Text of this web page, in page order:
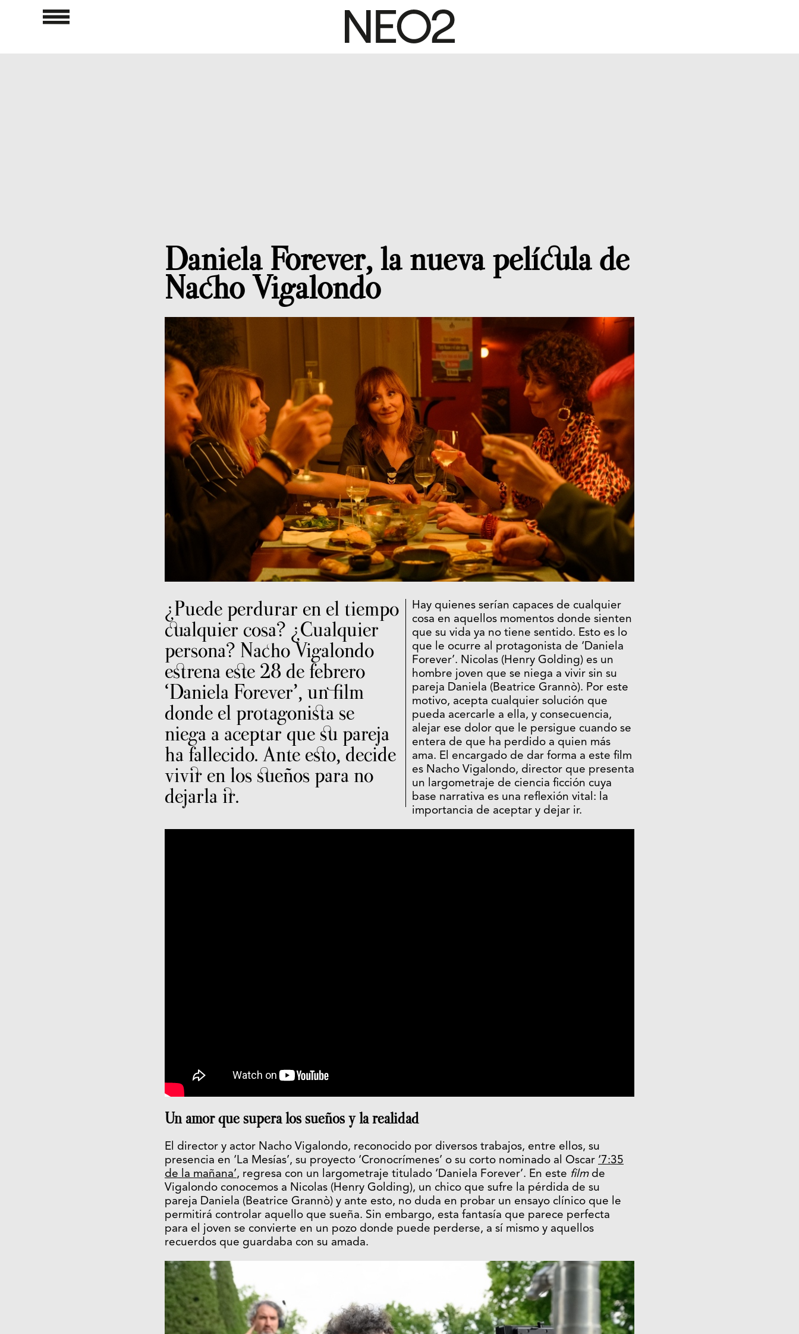
Daniela Forever, la nueva película de
Nacho Vigalondo
¿Puede perdurar en el tiempo
cualquier cosa? ¿Cualquier
persona? Nacho Vigalondo
estrena este 28 de febrero
‘Daniela Forever’, un film
donde el protagonista se
niega a aceptar que su pareja
ha fallecido. Ante esto, decide
vivir en los sueños para no
dejarla ir.
Hay quienes serían capaces de cualquier
cosa en aquellos momentos donde sienten
que su vida ya no tiene sentido. Esto es lo
que le ocurre al protagonista de ‘Daniela
Forever’. Nicolas (Henry Golding) es un
hombre joven que se niega a vivir sin su
pareja Daniela (Beatrice Grannò). Por este
motivo, acepta cualquier solución que
pueda acercarle a ella, y consecuencia,
alejar ese dolor que le persigue cuando se
entera de que ha perdido a quien más
ama. El encargado de dar forma a este film
es Nacho Vigalondo, director que presenta
un largometraje de ciencia ficción cuya
base narrativa es una reflexión vital: la
importancia de aceptar y dejar ir.
Un amor que supera los sueños y la realidad
El director y actor Nacho Vigalondo, reconocido por diversos trabajos, entre ellos, su
presencia en ‘La Mesías’, su proyecto ‘Cronocrímenes’ o su corto nominado al Oscar ‘7:35
de la mañana’, regresa con un largometraje titulado ‘Daniela Forever’. En este filmde
Vigalondo conocemos a Nicolas (Henry Golding), un chico que sufre la pérdida de su
pareja Daniela (Beatrice Grannò) y ante esto, no duda en probar un ensayo clínico que le
permitirá controlar aquello que sueña. Sin embargo, esta fantasía que parece perfecta
para el joven se convierte en un pozo donde puede perderse, a sí mismo y aquellos
recuerdos que guardaba con su amada.